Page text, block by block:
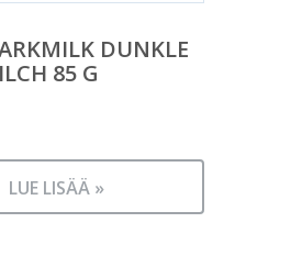
DUNKLE
85 G
LUE LISÄÄ »